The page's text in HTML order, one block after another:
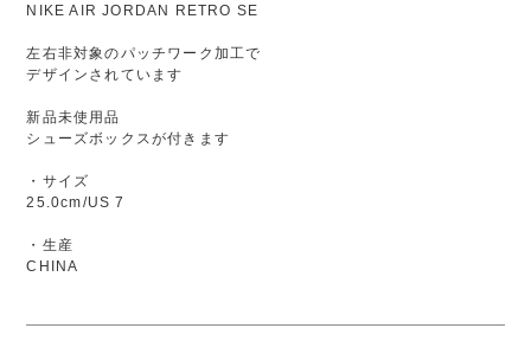
NIKE AIR JORDAN RETRO SE
左右非対象のパッチワーク加工で
デザインされています
新品未使用品
シューズボックスが付きます
・サイズ
25.0cm/US 7
・生産
CHINA